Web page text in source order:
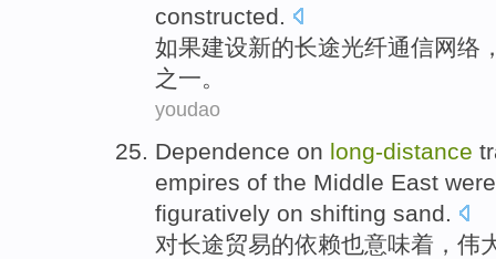
constructed.
如果建设新的长途光纤通信网络
之一。
youdao
Dependence on long-distance
empires of the Middle East were
figuratively on shifting sand.
对长途贸易的依赖也意味着 ， 伟